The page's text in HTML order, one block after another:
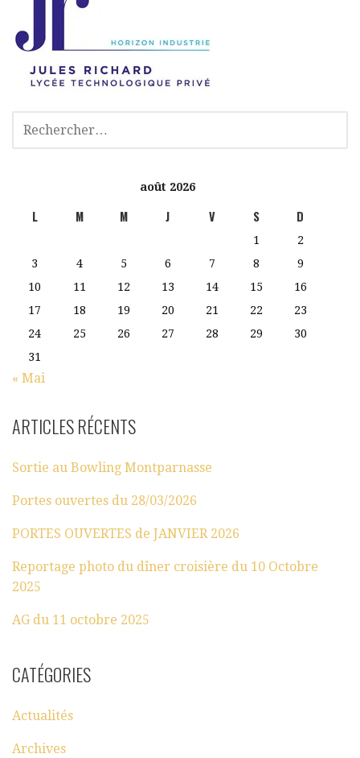
août 2026
L M M J V S D
1
2
3
4 5 6 7 8
9
10
11 12 13 14 15
16
17
18 19 20 21 22
23
24
25 26 27 28 29
30
31
« Mai
ARTICLES RÉCENTS
Sortie au Bowling Montparnasse
Portes ouvertes du 28/03/2026
PORTES OUVERTES de JANVIER 2026
Reportage photo du dîner croisière du 10 Octobre
2025
AG du 11 octobre 2025
CATÉGORIES
Actualités
Archives